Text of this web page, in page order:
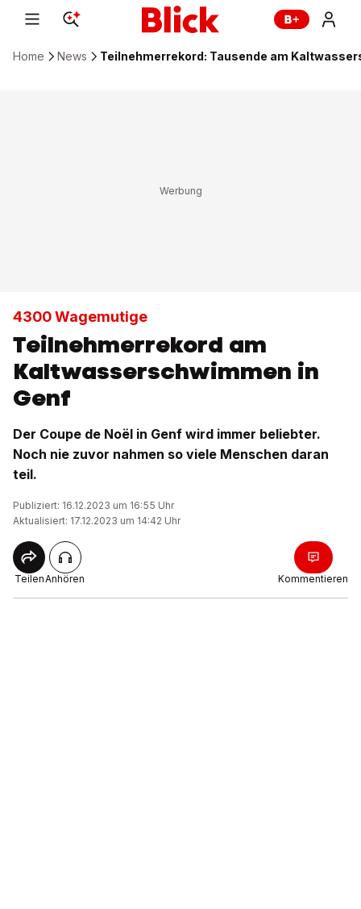
Home News Teilnehmerrekord: Tausende am
4300 Wagemutige
Teilnehmerrekord am
Kaltwasserschwimmen in
Genf
Der Coupe de Noël in Genf wird immer beliebter.
Noch nie zuvor nahmen so viele Menschen daran
teil.
Publiziert: 16.12.2023 um 16:55 Uhr
Aktualisiert: 17.12.2023 um 14:42 Uhr
TeilenAnhören Kommentieren